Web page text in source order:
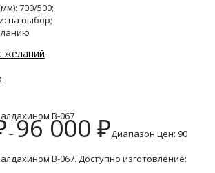
700/500;
на выбор;
желаний
B-067
– 96 000 ₽Диапазон цен: 90
B-067. Доступно изготовление: